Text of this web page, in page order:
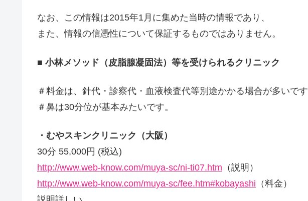
なお、この情報は2015年1月に集めた当時の情報であり、
また、情報の信憑性について保証するものではありません。
■ 小林メソッド（皮脂腺凝固法）等を受けられるクリニック
＃料金は、針代・診察代・血液検査代等別途かかる場合が多いです
＃鼻は30分位が基本みたいです。
・むやスキンクリニック（大阪）
30分 55,000円 (税込)
http://www.web-know.com/muya-sc/ni-ti07.htm （説明）
http://www.web-know.com/muya-sc/fee.htm#kobayashi （料金）